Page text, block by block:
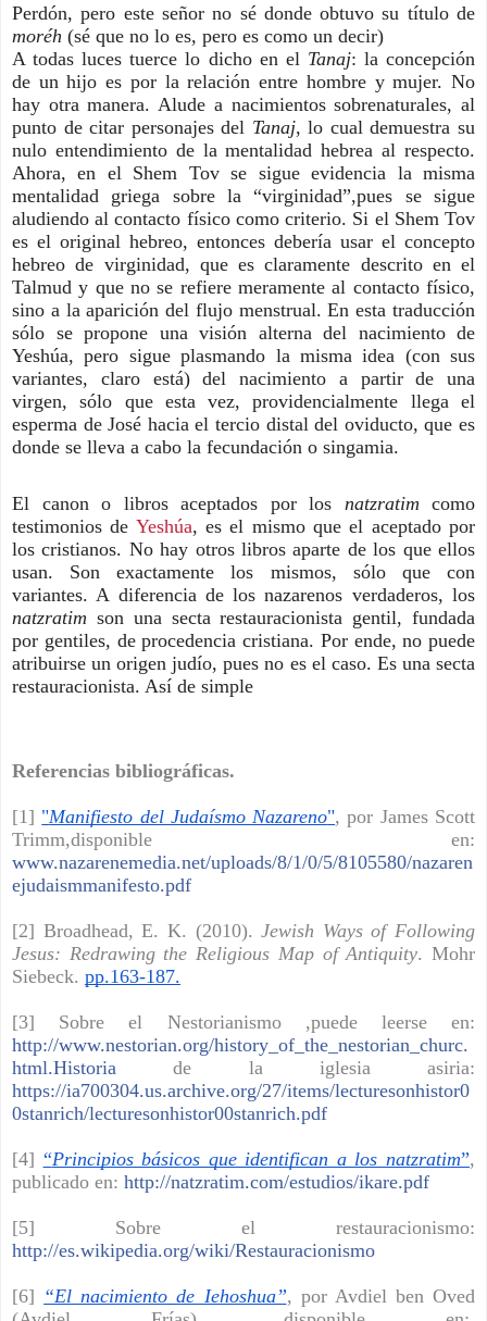
Perdón, pero este señor no sé donde obtuvo su título de
moréh (sé que no lo es, pero es como un decir)
A todas luces tuerce lo dicho en el Tanaj: la concepción
de un hijo es por la relación entre hombre y mujer. No
hay otra manera. Alude a nacimientos sobrenaturales, al
punto de citar personajes del Tanaj, lo cual demuestra su
nulo entendimiento de la mentalidad hebrea al respecto.
Ahora, en el Shem Tov se sigue evidencia la misma
mentalidad griega sobre la “virginidad”,pues se sigue
aludiendo al contacto físico como criterio. Si el Shem Tov
es el original hebreo, entonces debería usar el concepto
hebreo de virginidad, que es claramente descrito en el
Talmud y que no se refiere meramente al contacto físico,
sino a la aparición del flujo menstrual. En esta traducción
sólo se propone una visión alterna del nacimiento de
Yeshúa, pero sigue plasmando la misma idea (con sus
variantes, claro está) del nacimiento a partir de una
virgen, sólo que esta vez, providencialmente llega el
esperma de José hacia el tercio distal del oviducto, que es
donde se lleva a cabo la fecundación o singamia.
El canon o libros aceptados por los natzratim como
testimonios de Yeshúa, es el mismo que el aceptado por
los cristianos. No hay otros libros aparte de los que ellos
usan. Son exactamente los mismos, sólo que con
variantes. A diferencia de los nazarenos verdaderos, los
natzratim son una secta restauracionista gentil, fundada
por gentiles, de procedencia cristiana. Por ende, no puede
atribuirse un origen judío, pues no es el caso. Es una secta
restauracionista. Así de simple
Referencias bibliográficas.
[1] "Manifiesto del Judaísmo Nazareno", por James Scott
Trimm,disponible en:
www.nazarenemedia.net/uploads/8/1/0/5/8105580/nazaren
ejudaismmanifesto.pdf
[2] Broadhead, E. K. (2010).Jewish Ways of Following
Jesus: Redrawing the Religious Map of Antiquity. Mohr
Siebeck. pp.163-187.
[3] Sobre el Nestorianismo ,puede leerse en:
http://www.nestorian.org/history_of_the_nestorian_churc.
html.Historia de la iglesia asiria:
https://ia700304.us.archive.org/27/items/lecturesonhistor0
0stanrich/lecturesonhistor00stanrich.pdf
[4] “Principios básicos que identifican a los natzratim”,
publicado en: http://natzratim.com/estudios/ikare.pdf
[5] Sobre el restauracionismo:
http://es.wikipedia.org/wiki/Restauracionismo
[6] “El nacimiento de Iehoshua”, por Avdiel ben Oved